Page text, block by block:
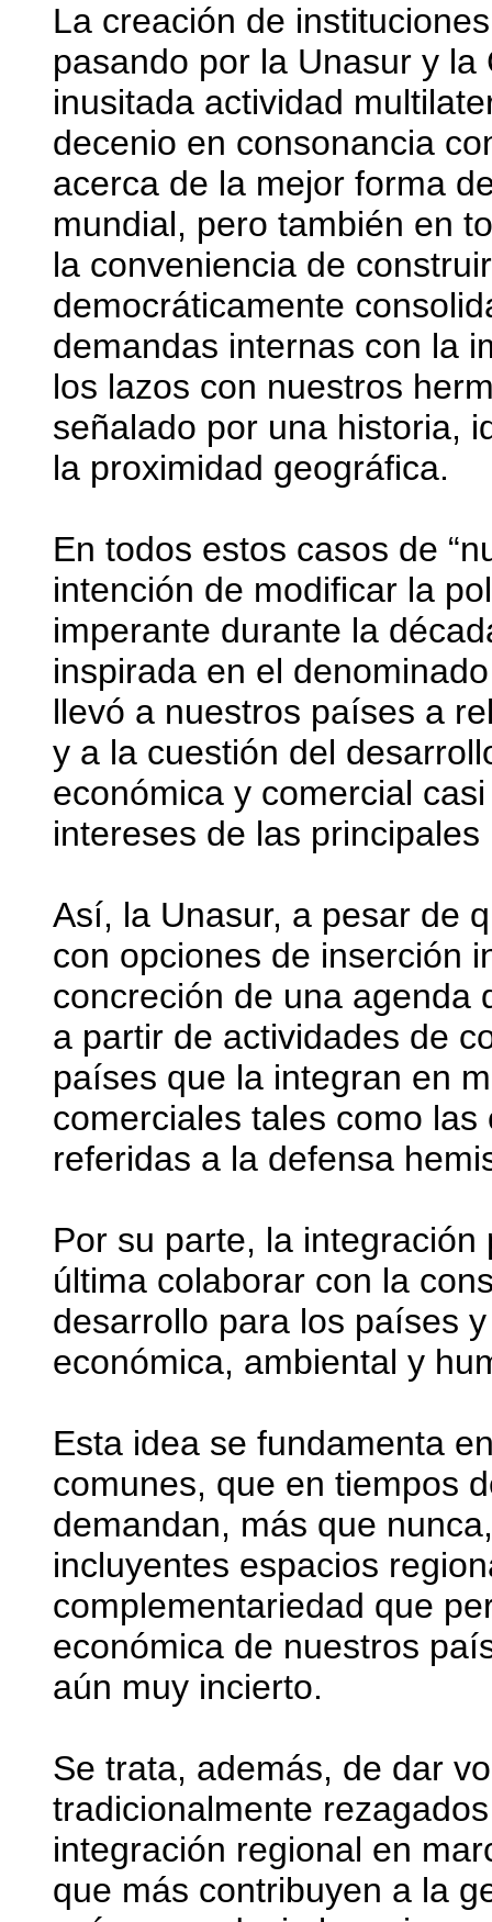
La creación de
pasando por la Unasur y
inusitada actividad
decenio en consonancia
acerca de la mejor forma
mundial, pero también en
la conveniencia de
democráticamente
demandas internas con la
los lazos con nuestros
señalado por una historia,
la proximidad geográfica.
En todos estos casos de
intención de modificar la
imperante durante la
inspirada en el
llevó a nuestros países a
y a la cuestión del
económica y comercial
intereses de las
Así, la Unasur, a pesar de
con opciones de inserción
concreción de una agenda
a partir de actividades de
países que la integran en
comerciales tales como
referidas a la defensa
Por su parte, la
última colaborar con la
desarrollo para los países
económica, ambiental y
Esta idea se fundamenta
comunes, que en tiempos
demandan, más que
incluyentes espacios
complementariedad que
económica de nuestros
aún muy incierto.
Se trata, además, de dar
tradicionalmente
integración regional en
que más contribuyen a la